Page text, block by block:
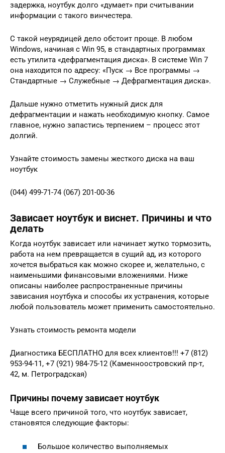
задержка, ноутбук долго «думает» при считывании
информации с такого винчестера.
С такой неурядицей дело обстоит проще. В любом
Windows, начиная с Win 95, в стандартных программах
есть утилита «дефрагментация диска». В системе Win 7
она находится по адресу: «Пуск → Все программы →
Стандартные → Служебные → Дефрагментация диска».
Дальше нужно отметить нужный диск для
дефрагментации и нажать необходимую кнопку. Самое
главное, нужно запастись терпением – процесс этот
долгий.
Узнайте стоимость замены жесткого диска на ваш
ноутбук
(044) 499-71-74 (067) 201-00-36
Зависает ноутбук и виснет. Причины и что
делать
Когда ноутбук зависает или начинает жутко тормозить,
работа на нем превращается в сущий ад, из которого
хочется выбраться как можно скорее и, желательно, с
наименьшими финансовыми вложениями. Ниже
описаны наиболее распространенные причины
зависания ноутбука и способы их устранения, которые
любой пользователь может применить самостоятельно.
Узнать стоимость ремонта модели
Диагностика БЕСПЛАТНО для всех клиентов!!! +7 (812)
953-94-11, +7 (921) 984-75-12 (Каменноостровский пр-т,
42, м. Петроградская)
Причины почему зависает ноутбук
Чаще всего причиной того, что ноутбук зависает,
становятся следующие факторы:
Большое количество выполняемых